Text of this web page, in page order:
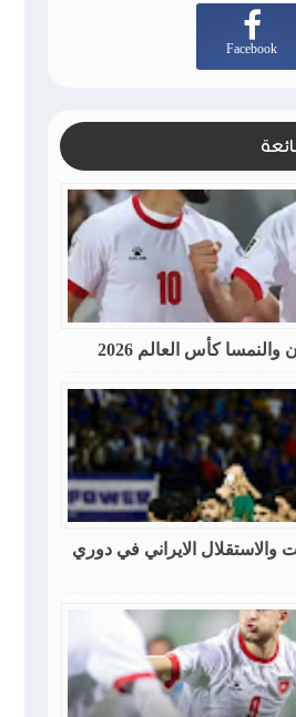
Facebook
كأس العالم 2026
والاستقلال الايراني في دوري